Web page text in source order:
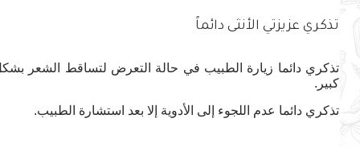
تذكري عزيزتي الأنثى دائماً
تذكري دائما زيارة الطبيب في حالة التعرض لتساقط الشعر بشكل
كبير.
تذكري دائما عدم اللجوء إلى الأدوية إلا بعد استشارة الطبيب.